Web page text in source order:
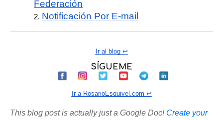
Federación
Notificación Por E-mail
Ir al blog ↩️
SÍGUEME
Ir a RosarioEsquivel.com ↩️
This blog post is actually just a Google Doc! Create your